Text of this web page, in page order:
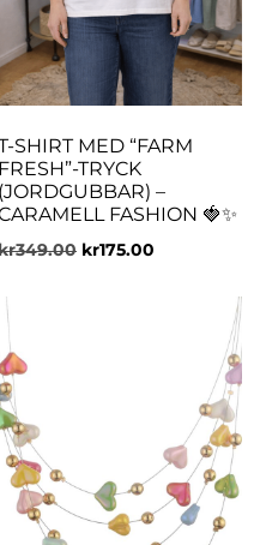
SHIRT MED “FARM
FRESH”-TRYCK
(JORDGUBBAR) –
FASHION 🍓✨
349.00 kr175.00